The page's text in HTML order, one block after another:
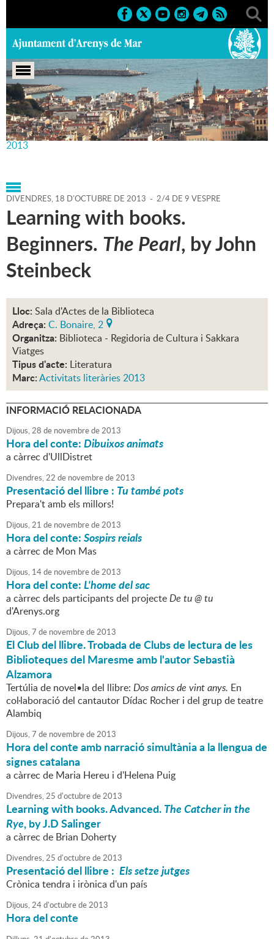
Portada > Agenda > 18-10-
2013 > Marcs > Culturals > 2013 > Activitats literàries
2013
DIVENDRES, 18 D'OCTUBRE DE 2013 - 2/4 DE 9 VESPRE
Learning with books.
Beginners. The Pearl, by John
Steinbeck
Lloc: Sala d'Actes de la Biblioteca
Adreça: C. Bonaire, 2
Organitza: Biblioteca - Regidoria de Cultura i Sakkara
Viatges
Tipus d'acte: Literatura
Marc:Activitats literàries 2013
INFORMACIÓ RELACIONADA
Dijous,28 de novembrede2013
Hora del conte:Dibuixos animats
a càrrec d'UllDistret
Divendres,22 de novembrede2013
Presentació del llibre : Tu també pots
Prepara't amb els millors!
Dijous,21 de novembrede2013
Hora del conte:Sospirs reials
a càrrec de Mon Mas
Dijous, 14de novembrede2013
Hora del conte:L'home del sac
a càrrec dels participants del projecteDe tu @ tu
d'Arenys.org
Dijous,7 de novembrede2013
El Club del llibre. Trobada de Clubs de lectura de les
Biblioteques del Maresme amb l'autor Sebastià
Alzamora
Tertúlia de novel•la del llibre: Dos amics de vint anys. En
col·laboració del cantautor Dídac Rocher i del grup de teatre
Alambiq
Dijous,7 de novembrede2013
Hora del conte amb narració simultània a la llengua de
signes catalana
a càrrec de Maria Hereu i d'Helena Puig
Divendres,25 d'octubrede2013
Learning with books. Advanced.The Catcher in the
Rye, by J.D Salinger
a càrrec de Brian Doherty
Divendres,25 d'octubrede2013
Presentació del llibre : Els setze jutges
Crònica tendra i irònica d'un país
Dijous,24d'octubrede2013
Hora del conte